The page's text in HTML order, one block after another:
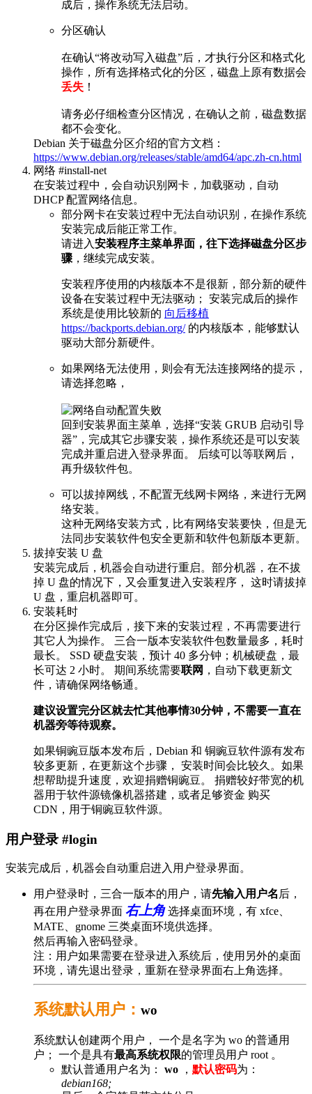
成后，操作系统无法启动。
分区确认
在确认“将改动写入磁盘”后，才执行分区和格式化
操作，所有选择格式化的分区，磁盘上原有数据会
丢失 ！
请务必仔细检查分区情况，在确认之前，磁盘数据
都不会变化。
Debian 关于磁盘分区介绍的官方文档：
https://www.debian.org/releases/stable/amd64/apc.zh-cn.html
网络 #install-net
在安装过程中，会自动识别网卡，加载驱动，自动
DHCP 配置网络信息。
部分网卡在安装过程中无法自动识别，在操作系统
安装完成后能正常工作。
请进入安装程序主菜单界面，往下选择磁盘分区步
骤 ，继续完成安装。
安装程序使用的内核版本不是很新，部分新的硬件
设备在安装过程中无法驱动； 安装完成后的操作
系统是使用比较新的 向后移植
https://backports.debian.org/的内核版本，能够默认
驱动大部分新硬件。
如果网络无法使用，则会有无法连接网络的提示，
请选择忽略，
回到安装界面主菜单，选择“安装 GRUB 启动引导
器”，完成其它步骤安装，操作系统还是可以安装
完成并重启进入登录界面。 后续可以等联网后，
再升级软件包。
可以拔掉网线，不配置无线网卡网络，来进行无网
络安装。
这种无网络安装方式，比有网络安装要快，但是无
法同步安装软件包安全更新和软件包新版本更新。
拔掉安装 U 盘
安装完成后，机器会自动进行重启。部分机器，在不拔
掉 U 盘的情况下，又会重复进入安装程序， 这时请拔掉
U 盘，重启机器即可。
安装耗时
在分区操作完成后，接下来的安装过程，不再需要进行
其它人为操作。 三合一版本安装软件包数量最多，耗时
最长。 SSD 硬盘安装，预计 40 多分钟；机械硬盘，最
长可达 2 小时。 期间系统需要联网 ，自动下载更新文
件，请确保网络畅通。
建议设置完分区就去忙其他事情30分钟，不需要一直在
机器旁等待观察。
如果铜豌豆版本发布后，Debian 和 铜豌豆软件源有发布
较多更新，在更新这个步骤， 安装时间会比较久。如果
想帮助提升速度，欢迎捐赠铜豌豆。 捐赠较好带宽的机
器用于软件源镜像机器搭建，或者足够资金 购买
CDN，用于铜豌豆软件源。
用户登录 #login
安装完成后，机器会自动重启进入用户登录界面。
用户登录时，三合一版本的用户，请先输入用户名 后，
再在用户登录界面 右上角选择桌面环境，有 xfce、
MATE、gnome 三类桌面环境供选择。
然后再输入密码登录。
注：用户如果需要在登录进入系统后，使用另外的桌面
环境，请先退出登录，重新在登录界面右上角选择。
系统默认用户： wo
系统默认创建两个用户， 一个是名字为 wo 的普通用
户； 一个是具有最高系统权限的管理员用户 root 。
默认普通用户名为： wo ， 默认密码为：
debian168;